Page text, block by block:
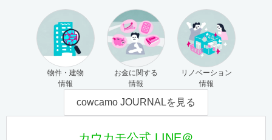
物件・建物
情報
お金に関する
情報
リノベーション
情報
cowcamo JOURNALを見る